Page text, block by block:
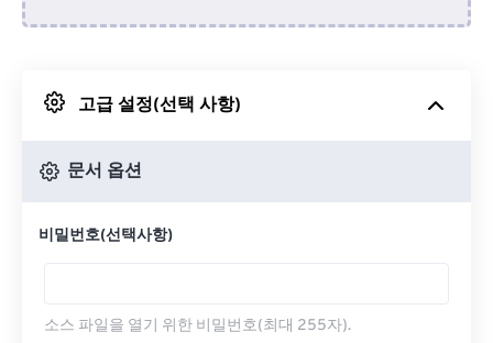
Google 드라이브에서
고급 설정(선택 사항)
문서 옵션
비밀번호(선택사항)
소스 파일을 열기 위한 비밀번호(최대 255자).